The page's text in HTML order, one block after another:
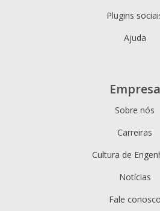
Plugins
Ajuda
Empresa
Sobre nós
Carreiras
Cultura de
Notícias
Fale conosco